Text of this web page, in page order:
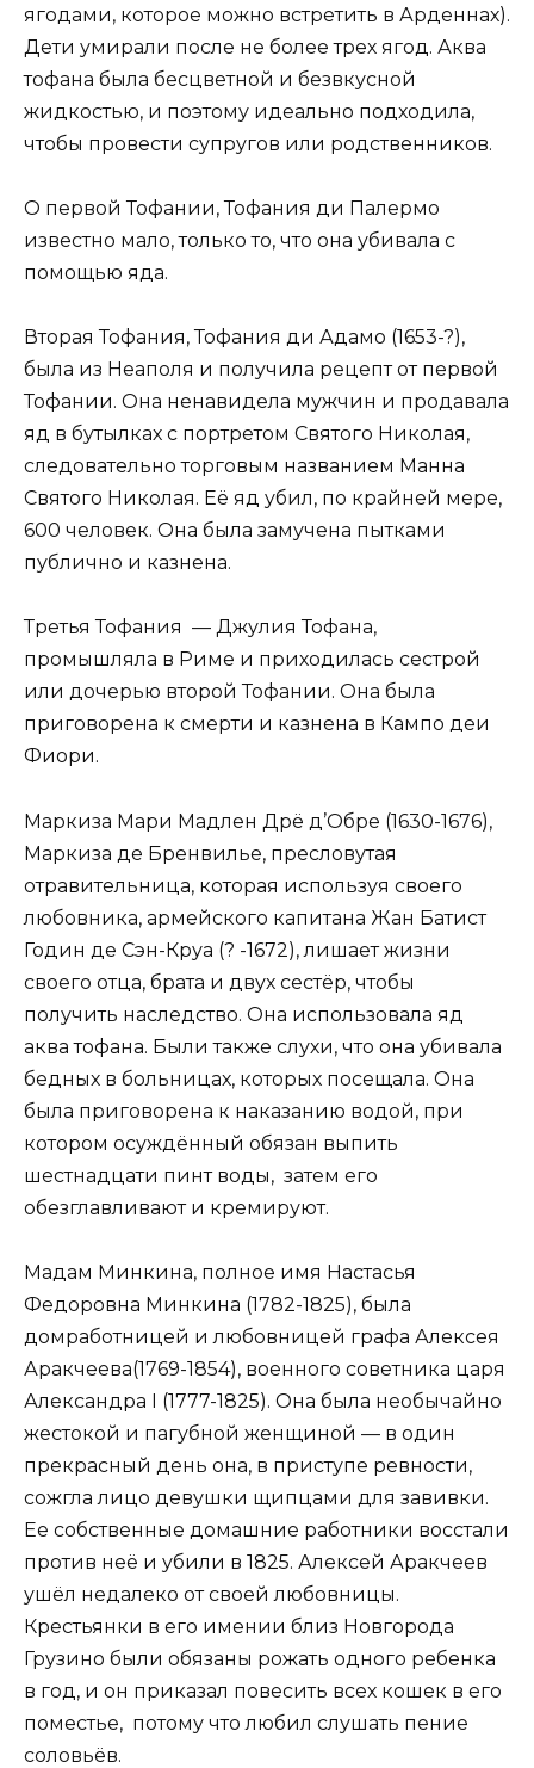
ягодами, которое можно встретить в Арденнах).
Дети умирали после не более трех ягод. Аква
тофана была бесцветной и безвкусной
жидкостью, и поэтому идеально подходила,
чтобы провести супругов или родственников.
О первой Тофании, Тофания ди Палермо
известно мало, только то, что она убивала с
помощью яда.
Вторая Тофания, Тофания ди Адамо (1653-?),
была из Неаполя и получила рецепт от первой
Тофании. Она ненавидела мужчин и продавала
яд в бутылках с портретом Святого Николая,
следовательно торговым названием Манна
Святого Николая. Её яд убил, по крайней мере,
600 человек. Она была замучена пытками
публично и казнена.
Третья Тофания — Джулия Тофана,
промышляла в Риме и приходилась сестрой
или дочерью второй Тофании. Она была
приговорена к смерти и казнена в Кампо деи
Фиори.
Маркиза Мари Мадлен Дрё д’Обре (1630-1676),
Маркиза де Бренвилье, пресловутая
отравительница, которая используя своего
любовника, армейского капитана Жан Батист
Годин де Сэн-Круа (? -1672), лишает жизни
своего отца, брата и двух сестёр, чтобы
получить наследство. Она использовала яд
аква тофана. Были также слухи, что она убивала
бедных в больницах, которых посещала. Она
была приговорена к наказанию водой, при
котором осуждённый обязан выпить
шестнадцати пинт воды, затем его
обезглавливают и кремируют.
Мадам Минкина, полное имя Настасья
Федоровна Минкина (1782-1825), была
домработницей и любовницей графа Алексея
Аракчеева(1769-1854), военного советника царя
Александра I (1777-1825). Она была необычайно
жестокой и пагубной женщиной — в один
прекрасный день она, в приступе ревности,
сожгла лицо девушки щипцами для завивки.
Ее собственные домашние работники восстали
против неё и убили в 1825. Алексей Аракчеев
ушёл недалеко от своей любовницы.
Крестьянки в его имении близ Новгорода
Грузино были обязаны рожать одного ребенка
в год, и он приказал повесить всех кошек в его
поместье, потому что любил слушать пение
соловьёв.